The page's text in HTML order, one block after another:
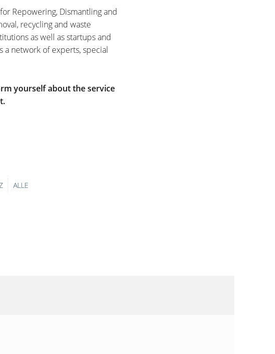
Repowering, Dismantling and
recycling and waste
as well as startups and
a network of experts, special
yourself about the service
ALLE